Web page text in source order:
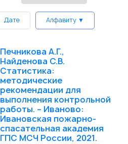
Дате Алфавиту ▼
Печникова А.Г.,
Найденова С.В.
Статистика:
методические
рекомендации для
выполнения контрольной
работы. – Иваново:
Ивановская пожарно-
спасательная академия
ГПС МСЧ России, 2021.